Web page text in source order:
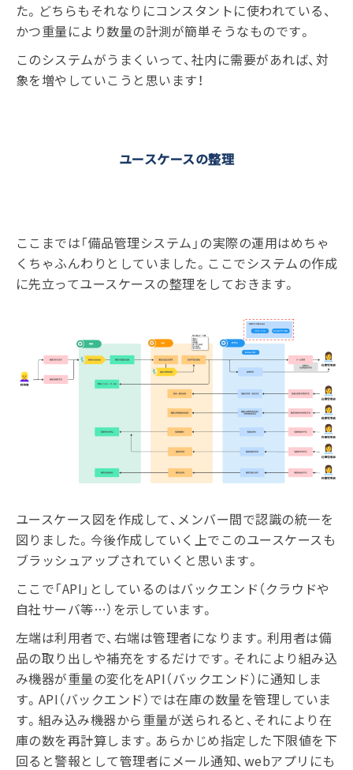
た。どちらもそれなりにコンスタントに使われている、
かつ重量により数量の計測が簡単そうなものです。
このシステムがうまくいって、社内に需要があれば、対
象を増やしていこうと思います！
ユースケースの整理
ここまでは「備品管理システム」の実際の運用はめちゃ
くちゃふんわりとしていました。ここでシステムの作成
に先立ってユースケースの整理をしておきます。
ユースケース図を作成して、メンバー間で認識の統一を
図りました。今後作成していく上でこのユースケースも
ブラッシュアップされていくと思います。
ここで「API」としているのはバックエンド（クラウドや
自社サーバ等…）を示しています。
左端は利用者で、右端は管理者になります。利用者は備
品の取り出しや補充をするだけです。それにより組み込
み機器が重量の変化をAPI（バックエンド）に通知しま
す。API（バックエンド）では在庫の数量を管理していま
す。組み込み機器から重量が送られると、それにより在
庫の数を再計算します。あらかじめ指定した下限値を下
回ると警報として管理者にメール通知、webアプリにも